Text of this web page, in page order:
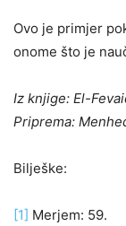
Ovo je primjer
onome što je
Iz knjige: El-
Priprema:
Bilješke:
[1] Merjem: 59.